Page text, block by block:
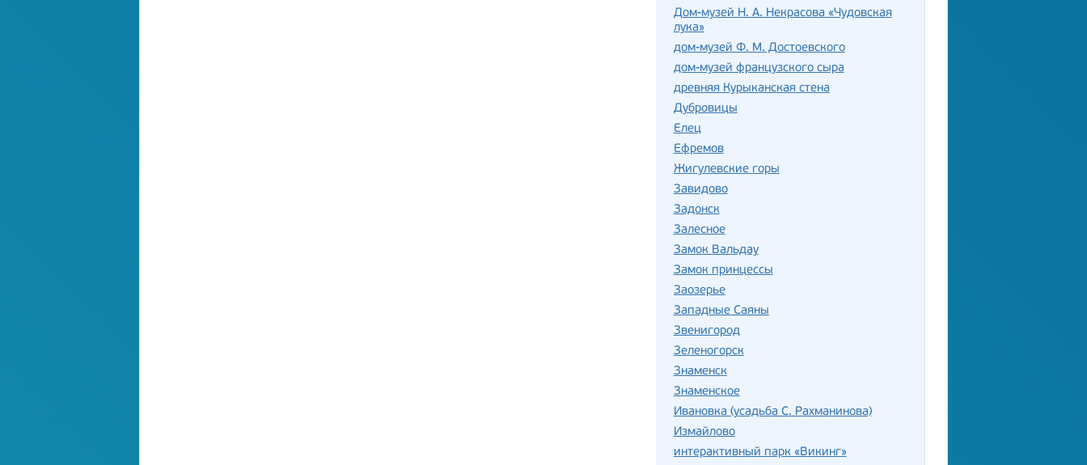
Дом-музей Н. А. Некрасова «Чудовская
лука»
дом-музей Ф. М. Достоевского
дом-музей французского сыра
древняя Курыканская стена
Дубровицы
Елец
Ефремов
Жигулевские горы
Завидово
Задонск
Залесное
Замок Вальдау
Замок принцессы
Заозерье
Западные Саяны
Звенигород
Зеленогорск
Знаменск
Знаменское
Ивановка (усадьба С. Рахманинова)
Измайлово
интерактивный парк «Викинг»